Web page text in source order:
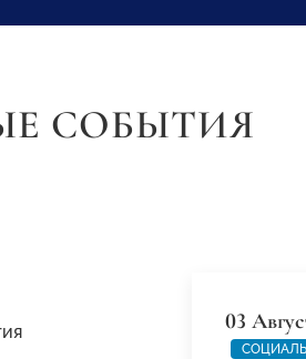
СОБЫТИЯ
03